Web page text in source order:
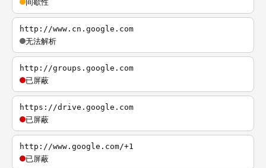
http://www.cn.google.com
无法解析
http://groups.google.com
已屏蔽
https://drive.google.com
已屏蔽
http://www.google.com/+1
已屏蔽